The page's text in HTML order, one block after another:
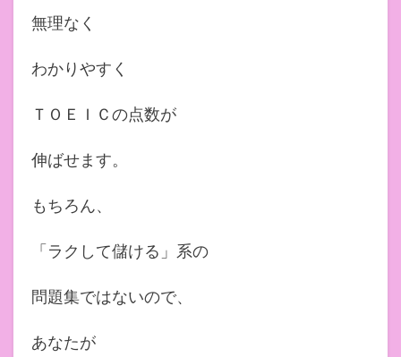
無理なく
わかりやすく
ＴＯＥＩＣの点数が
伸ばせます。
もちろん、
「ラクして儲ける」系の
問題集ではないので、
あなたが